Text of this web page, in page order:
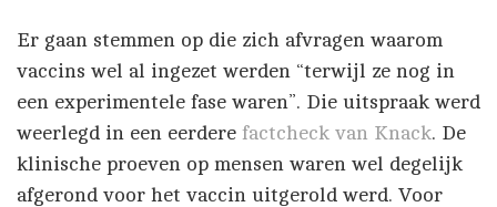
Er gaan stemmen op die zich afvragen waarom
vaccins wel al ingezet werden “terwijl ze nog in
een experimentele fase waren”. Die uitspraak werd
weerlegd in een eerdere factcheck van Knack. De
klinische proeven op mensen waren wel degelijk
afgerond voor het vaccin uitgerold werd. Voor